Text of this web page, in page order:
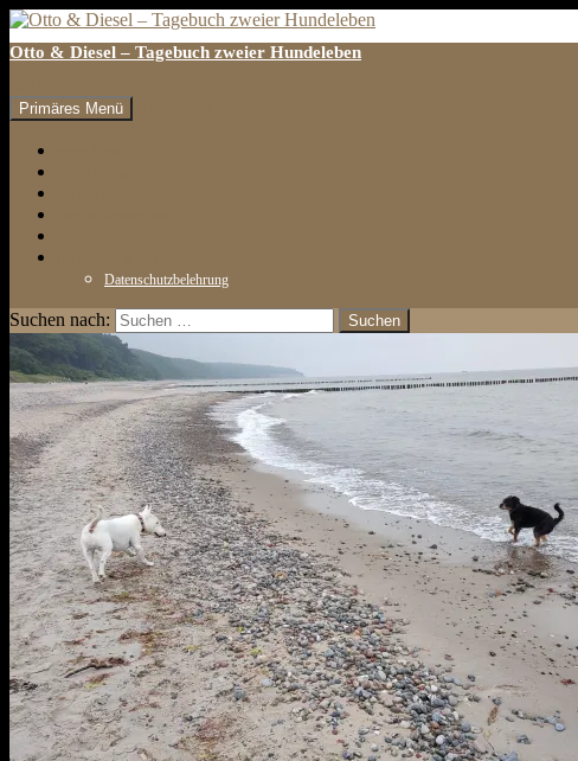
Otto & Diesel – Tagebuch zweier Hundeleben
Primäres Menü
Datenschutzbelehrung
Suchen nach: